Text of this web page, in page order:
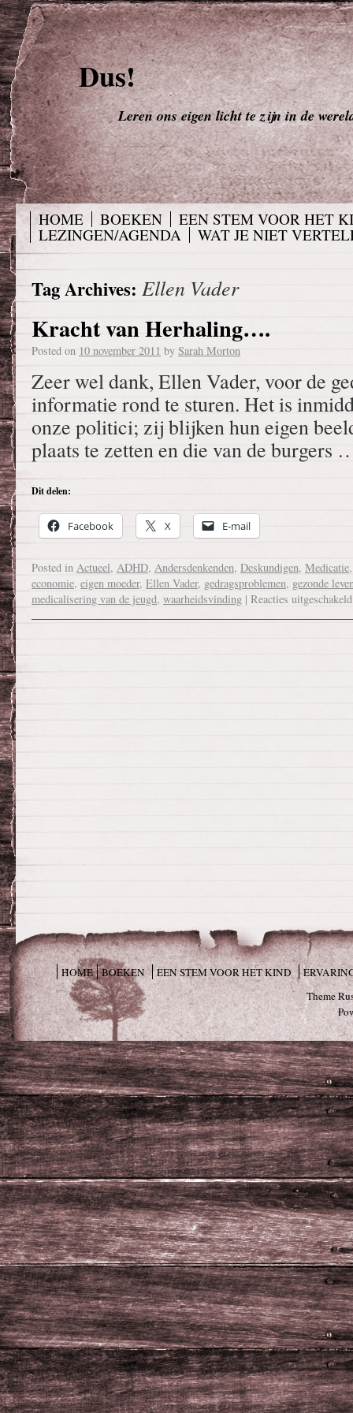
Dus!
Leren ons eigen licht te zijn in de
HOME BOEKEN
EEN STEM VOOR HET
LEZINGEN/AGENDA
WAT JE NIET
Tag Archives: Ellen Vader
Kracht van Herhaling….
Posted on 10 november 2011 by Sarah Morton
Zeer wel dank, Ellen Vader, voor de
informatie rond te sturen. Het is
onze politici; zij blijken hun eigen
plaats te zetten en die van de burgers
Dit delen:
Facebook X E-mail
Posted in Actueel, ADHD, Andersdenkenden, Deskundigen, Medicatie
economie, eigen moeder, Ellen Vader, gedragsproblemen, gezonde
medicalisering van de jeugd, waarheidsvinding | Reacties uitgeschakeld
HOME BOEKEN EEN STEM VOOR HET KIND
Theme